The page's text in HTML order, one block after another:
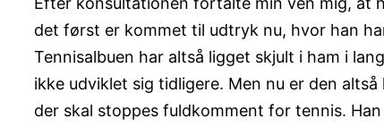
det først er kommet til udtryk nu, hvor han
Tennisalbuen har altså ligget skjult i ham i
ikke udviklet sig tidligere. Men nu er den
der skal stoppes fuldkomment for tennis.